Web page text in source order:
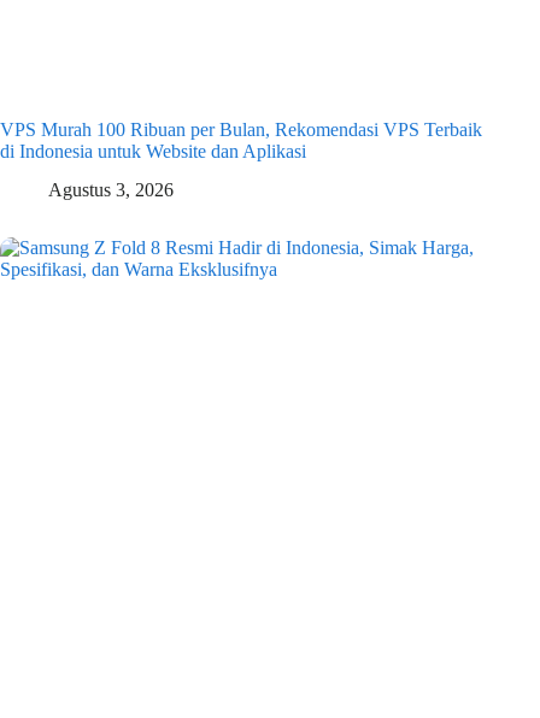
VPS Murah 100 Ribuan per Bulan, Rekomendasi VPS Terbaik
di Indonesia untuk Website dan Aplikasi
Agustus 3, 2026